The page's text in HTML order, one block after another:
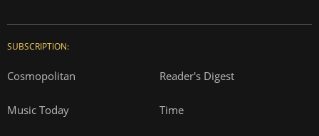
SUBSCRIPTION:
Cosmopolitan Reader's Digest
Music Today Time